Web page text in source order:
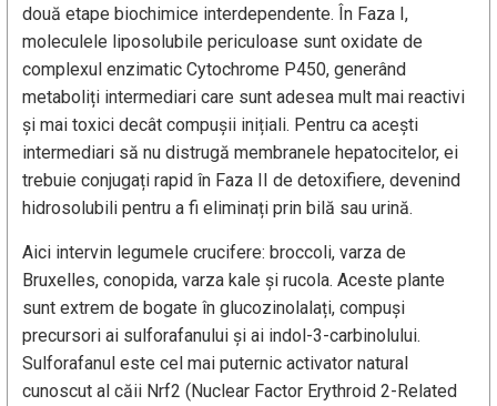
două etape biochimice interdependente. În Faza I,
moleculele liposolubile periculoase sunt oxidate de
complexul enzimatic Cytochrome P450, generând
metaboliți intermediari care sunt adesea mult mai reactivi
și mai toxici decât compușii inițiali. Pentru ca acești
intermediari să nu distrugă membranele hepatocitelor, ei
trebuie conjugați rapid în Faza II de detoxifiere, devenind
hidrosolubili pentru a fi eliminați prin bilă sau urină.
Aici intervin legumele crucifere: broccoli, varza de
Bruxelles, conopida, varza kale și rucola. Aceste plante
sunt extrem de bogate în glucozinolalați, compuși
precursori ai sulforafanului și ai indol-3-carbinolului.
Sulforafanul este cel mai puternic activator natural
cunoscut al căii Nrf2 (Nuclear Factor Erythroid 2-Related